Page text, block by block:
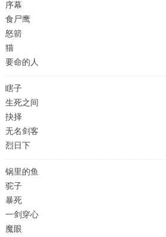
序幕
食尸鹰
怒箭
猫
要命的人
瞎子
生死之间
抉择
无名剑客
烈日下
锅里的鱼
驼子
暴死
一剑穿心
魔眼